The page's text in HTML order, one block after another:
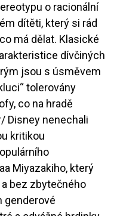
o racionální
dítěti, který si rád
má dělat. Klasické
dívčiných
jsou s úsměvem
tolerovány
co na hradě
Disney nenechali
kritikou
Miyazakiho, který
bez zbytečného
genderové